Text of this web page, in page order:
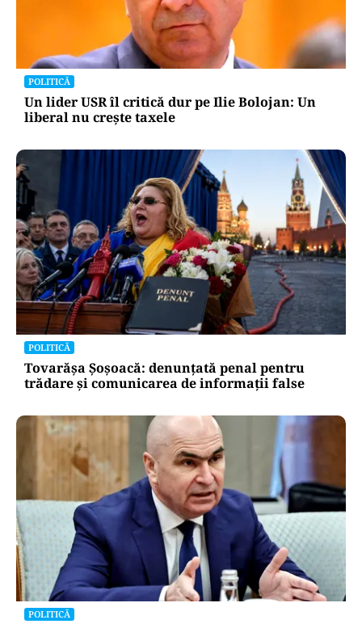
POLITICĂ
Un lider USR îl critică dur pe Ilie Bolojan: Un
liberal nu crește taxele
POLITICĂ
Tovarășa Șoșoacă: denunțată penal pentru
trădare și comunicarea de informații false
POLITICĂ